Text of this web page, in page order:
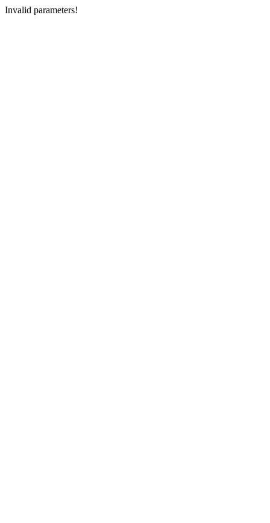
Invalid parameters!